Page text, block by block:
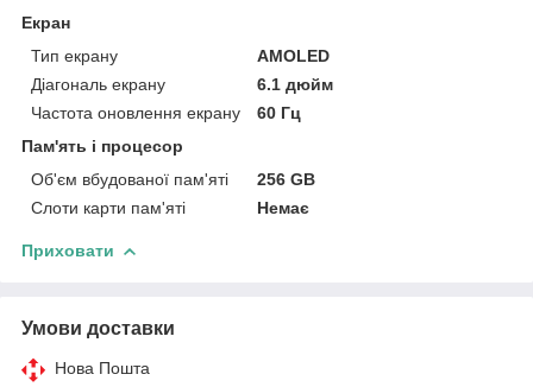
Екран
Тип екрану
AMOLED
Діагональ екрану
6.1 дюйм
Частота оновлення екрану
60 Гц
Пам'ять і процесор
Об'єм вбудованої пам'яті
256 GB
Слоти карти пам'яті
Немає
Приховати
Умови доставки
Нова Пошта